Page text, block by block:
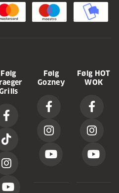
Følg
Følg
Gozney
Følg HOT
WOK